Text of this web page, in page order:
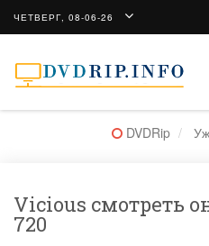
ЧЕТВЕРГ, 08-06-26
DVDRip
Vicious смотреть
720